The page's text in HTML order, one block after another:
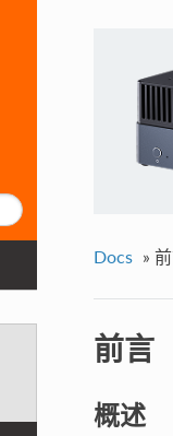
Docs »
前言
概述